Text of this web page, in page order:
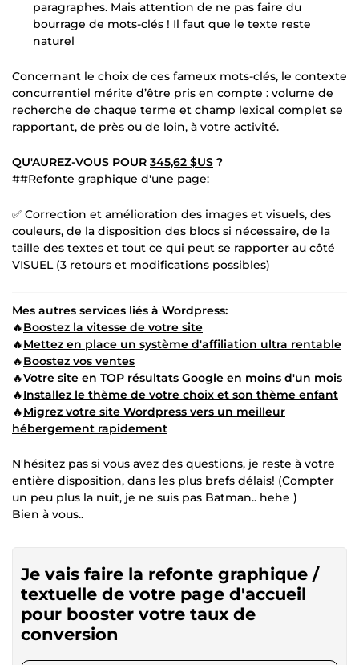
paragraphes. Mais attention de ne pas faire du
bourrage de mots-clés ! Il faut que le texte reste
naturel
Concernant le choix de ces fameux mots-clés, le contexte
concurrentiel mérite d’être pris en compte : volume de
recherche de chaque terme et champ lexical complet se
rapportant, de près ou de loin, à votre activité.
QU'AUREZ-VOUS POUR 345,62 $US ?
##Refonte graphique d'une page:
✅ Correction et amélioration des images et visuels, des
couleurs, de la disposition des blocs si nécessaire, de la
taille des textes et tout ce qui peut se rapporter au côté
VISUEL (3 retours et modifications possibles)
Mes autres services liés à Wordpress:
🔥Boostez la vitesse de votre site
🔥Mettez en place un système d'affiliation ultra rentable
🔥Boostez vos ventes
🔥Votre site en TOP résultats Google en moins d'un mois
🔥Installez le thème de votre choix et son thème enfant
🔥Migrez votre site Wordpress vers un meilleur
hébergement rapidement
N'hésitez pas si vous avez des questions, je reste à votre
entière disposition, dans les plus brefs délais! (Compter
un peu plus la nuit, je ne suis pas Batman.. hehe )
Bien à vous..
Je vais faire la refonte graphique /
textuelle de votre page d'accueil
pour booster votre taux de
conversion